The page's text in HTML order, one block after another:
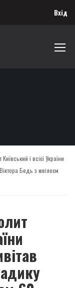
Вхід
і всієї України
Бедь з ювілеєм